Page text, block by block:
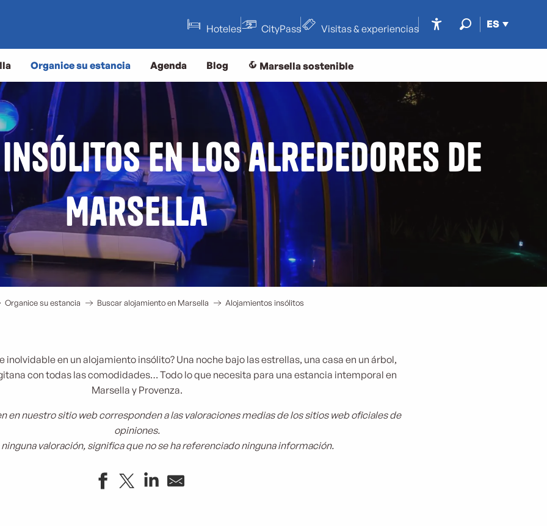
ES
Hoteles CityPass Visitas & experiencias
Organice su estancia Agenda Blog Marsella sostenible
en los alrededores de
Marsella
Organice su estancia Buscar alojamiento en Marsella Alojamientos insólitos
inolvidable en un alojamiento insólito? Una noche bajo las estrellas, una casa en un árbol,
con todas las comodidades… Todo lo que necesita para una estancia intemporal en
Marsella y Provenza.
en nuestro sitio web corresponden a las valoraciones medias de los sitios web oficiales de
opiniones.
valoración, significa que no se ha referenciado ninguna información.